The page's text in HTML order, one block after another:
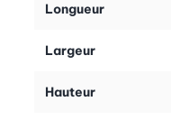
fraîches sans que vous
protège les bouteilles
bon livre ou pour une
Longueur
Largeur
Hauteur